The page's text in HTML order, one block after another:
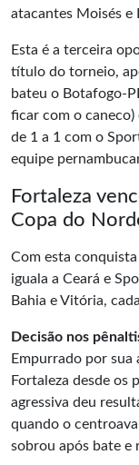
atacantes Moisés e
Esta é a terceira
título do torneio,
bateu o Botafogo-
ficar com o caneco)
de 1 a 1 com o
equipe
Fortaleza
Copa do
Com esta
iguala a Ceará e
Bahia e Vitória,
Decisão nos
Empurrado por
Fortaleza desde os
agressiva deu
quando o
sobrou após bate e